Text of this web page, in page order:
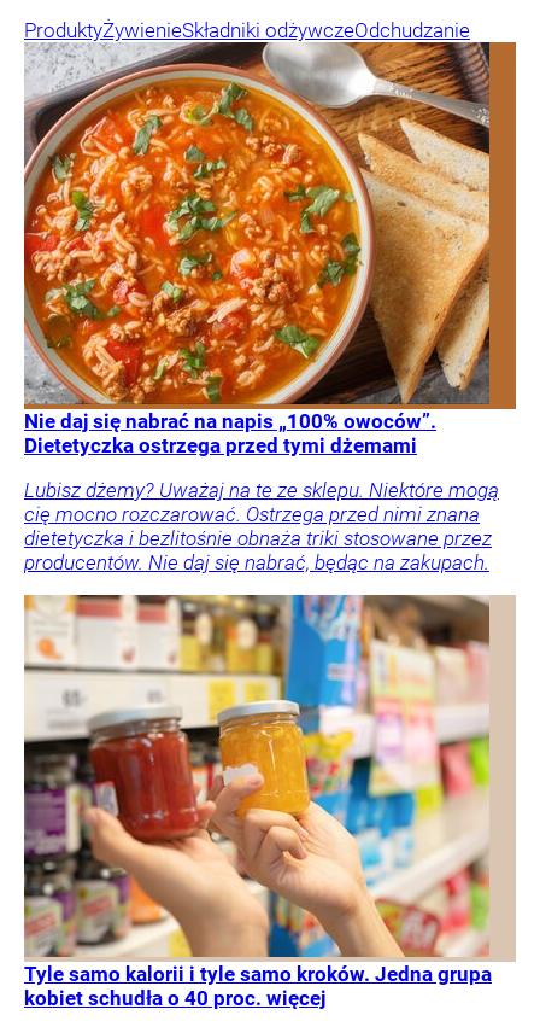
ProduktyŻywienieSkładniki odżywczeOdchudzanie
Nie daj się nabrać na napis „100% owoców”.
Dietetyczka ostrzega przed tymi dżemami
Lubisz dżemy? Uważaj na te ze sklepu. Niektóre mogą
cię mocno rozczarować. Ostrzega przed nimi znana
dietetyczka i bezlitośnie obnaża triki stosowane przez
producentów. Nie daj się nabrać, będąc na zakupach.
Tyle samo kalorii i tyle samo kroków. Jedna grupa
kobiet schudła o 40 proc. więcej